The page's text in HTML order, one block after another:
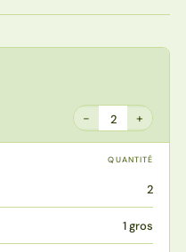
− 2 +
QUANTITÉ
2
1 gros